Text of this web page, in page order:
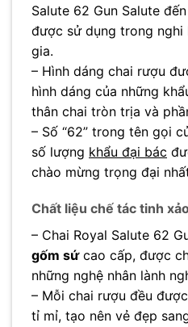
Salute 62 Gun Salute
được sử dụng trong nghi
gia.
– Hình dáng chai rượu
hình dáng của những
thân chai tròn trịa và
– Số “62” trong tên gọi
số lượng khẩu đại bác
chào mừng trọng đại
Chất liệu chế tác tinh
– Chai Royal Salute 62
gốm sứcao cấp, được
những nghệ nhân lành
– Mỗi chai rượu đều
tỉ mỉ, tạo nên vẻ đẹp